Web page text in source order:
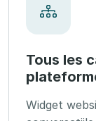
Tous les
Widget